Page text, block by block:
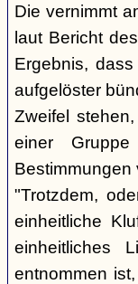
Die vernimmt
laut Bericht
Ergebnis,
aufgelöster
Zweifel
einer
Bestimmungen
"Trotzdem,
einheitliche
einheitliches
entnommen